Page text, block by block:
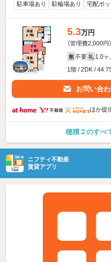
駐車場あり 駐輪場あり 宅配ボ
5.3万円
（管理費2,000円）
敷 不要 礼 1.0ヶ
1階 / 2DK /
お問い合
ほか提
穂積２のすべ
ニフティ不動産
賃貸アプリ